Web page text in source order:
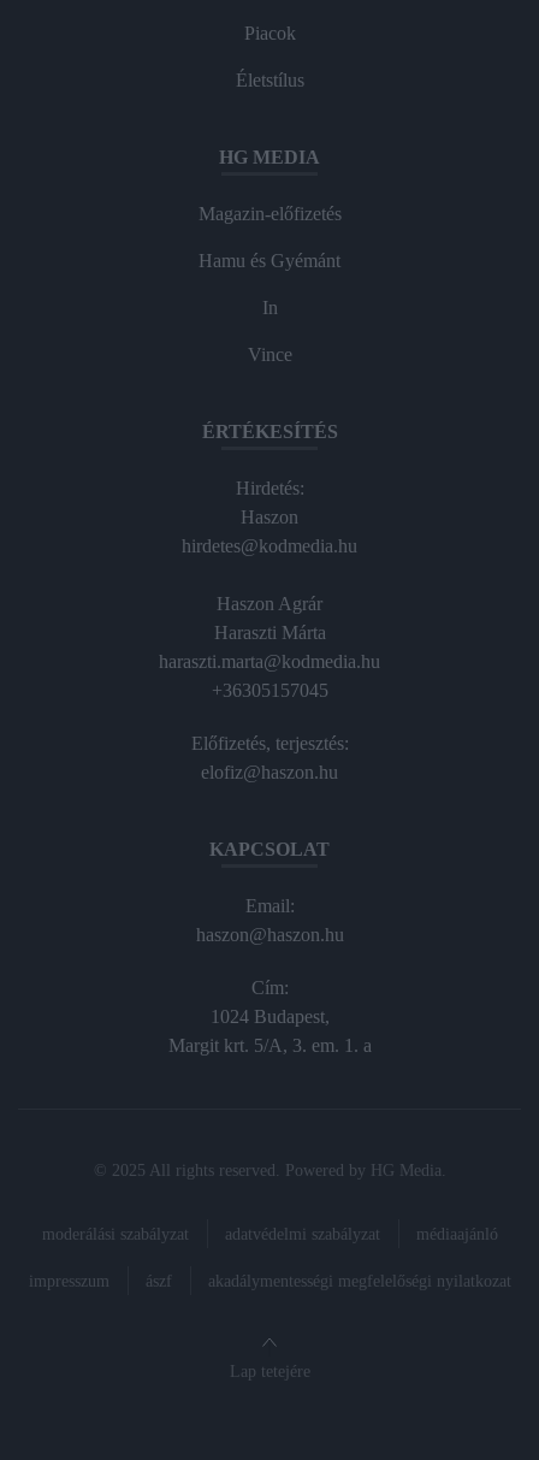
Piacok
Életstílus
HG MEDIA
Magazin-előfizetés
Hamu és Gyémánt
In
Vince
ÉRTÉKESÍTÉS
Hirdetés:
Haszon
hirdetes@kodmedia.hu
Haszon Agrár
Haraszti Márta
haraszti.marta@kodmedia.hu
+36305157045
Előfizetés, terjesztés:
elofiz@haszon.hu
KAPCSOLAT
Email:
haszon@haszon.hu
Cím:
1024 Budapest,
Margit krt. 5/A, 3. em. 1. a
© 2025 All rights reserved. Powered by HG Media
moderálási szabályzat adatvédelmi szabályzat médiaajánló
impresszum ászf akadálymentességi megfelelőségi nyilatkozat
Lap tetejére